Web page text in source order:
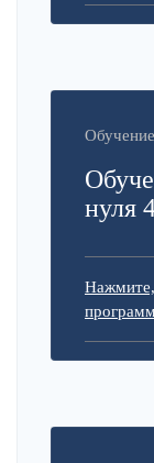
нуля
Нажмите,